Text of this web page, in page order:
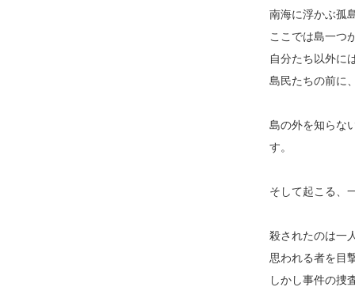
南海に浮かぶ孤
ここでは島一つ
自分たち以外に
島民たちの前に
島の外を知らな
す。
そして起こる、
殺されたのは一
思われる者を目
しかし事件の捜